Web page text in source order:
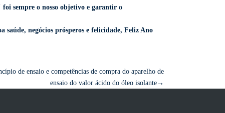
foi sempre o nosso objetivo e garantir o
saúde, negócios prósperos e felicidade, Feliz Ano
de ensaio e competências de compra do aparelho de
ensaio do valor ácido do óleo isolante→